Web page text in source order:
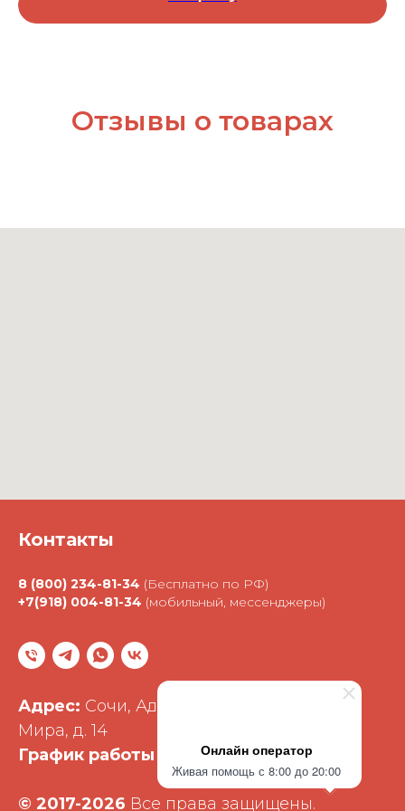
Онлайн оператор
Живая помощь с 8:00 до 20:00
Отзывы о товарах
Контакты
8 (800) 234-81-34 (Бесплатно по РФ)
+7(918) 004-81-34 (мобильный, мессенджеры)
Адрес: Сочи, Адлерский район, улица
Мира, д. 14
График работы:
Ежедневно 8:00 - 20:00
© 2017-2026 Все права защищены.